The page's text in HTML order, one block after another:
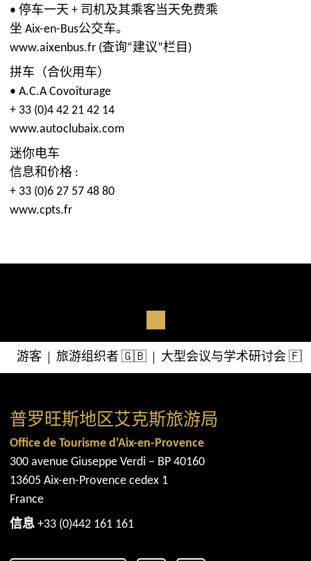
• 停车一天 + 司机及其乘客当天免费乘
坐 Aix-en-Bus公交车。
www.aixenbus.fr (查询“建议”栏目)
拼车（合伙用车）
• A.C.A Covoiturage
+ 33 (0)4 42 21 42 14
www.autoclubaix.com
迷你电车
信息和价格 :
+ 33 (0)6 27 57 48 80
www.cpts.fr
游客 旅游组织者 🇬🇧 大型会议与学术研讨会
普罗旺斯地区艾克斯旅游局
Office de Tourisme d'Aix-en-Provence
300 avenue Giuseppe Verdi – BP 40160
13605 Aix-en-Provence cedex 1
France
信息+33 (0)442 161 161